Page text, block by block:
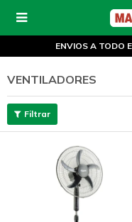

ENVIOS A TODO
VENTILADORES